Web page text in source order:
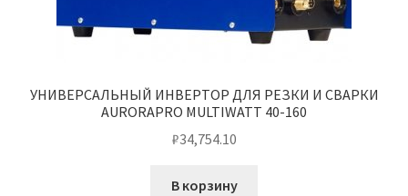
УНИВЕРСАЛЬНЫЙ ИНВЕРТОР ДЛЯ РЕЗКИ И СВАРКИ
AURORAPRO MULTIWATT 40-160
₽34,754.10
В корзину